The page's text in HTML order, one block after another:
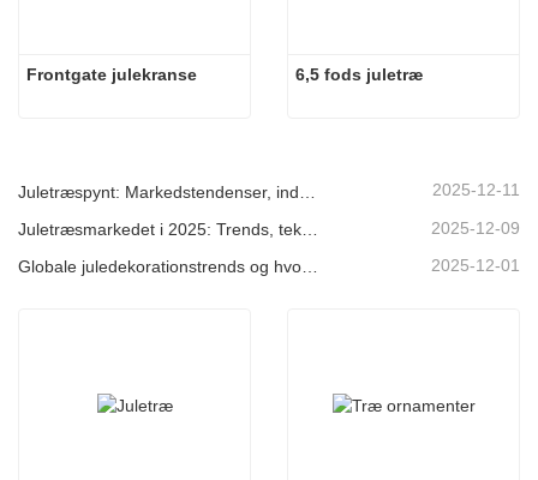
Frontgate julekranse 6,5 fods juletræ
2025-12-11
2025-12-09
2025-12-01